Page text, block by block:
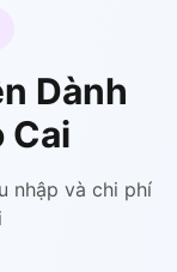
Dành
Cai
nhập và chi phí